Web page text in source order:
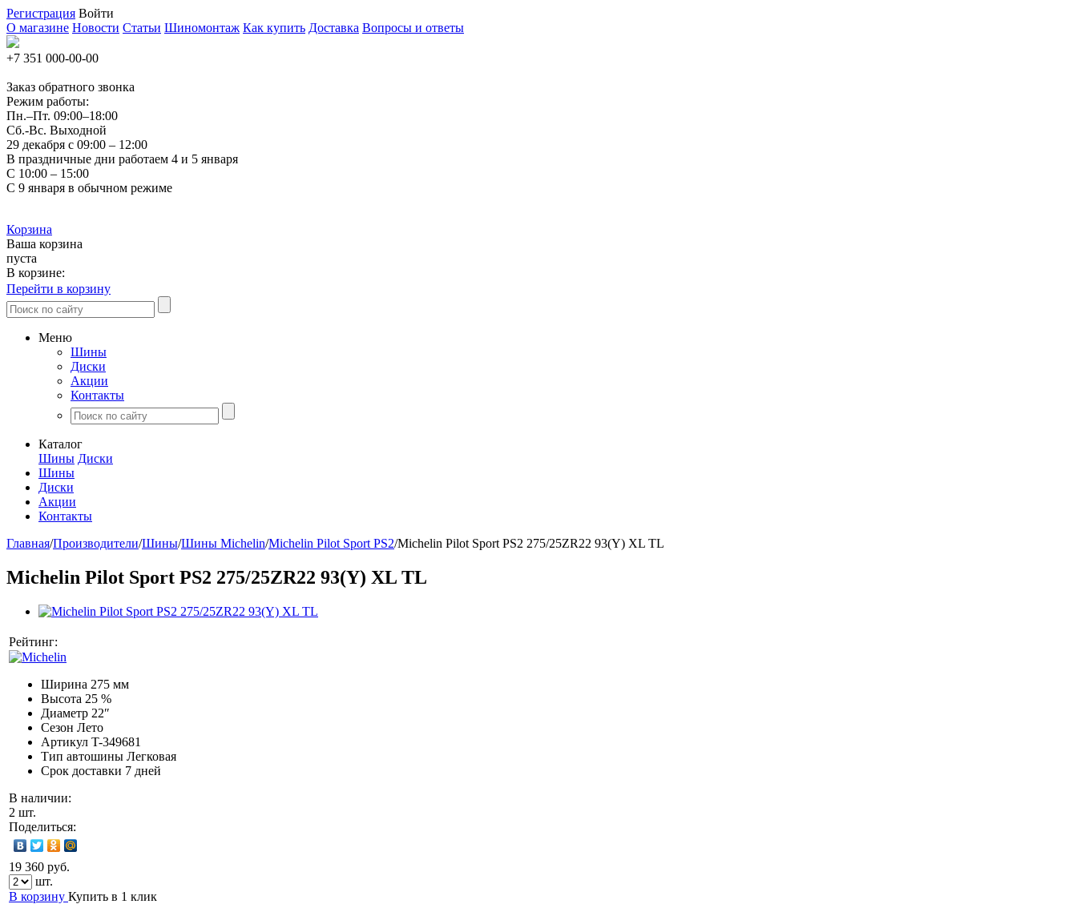
Регистрация Войти
О магазине Новости Статьи Шиномонтаж Как купить Доставка Вопросы и ответы
+7 351 000-00-00
Заказ обратного звонка
Режим работы:
Пн.–Пт. 09:00–18:00
Сб.-Вс. Выходной
29 декабря с 09:00 – 12:00
В праздничные дни работаем 4 и 5 января
С 10:00 – 15:00
С 9 января в обычном режиме
Корзина
Ваша корзина
пуста
В корзине:
Перейти в корзину
Меню
Шины
Диски
Акции
Контакты
Каталог
Шины Диски
Шины
Диски
Акции
Контакты
Главная/Производители/Шины/Шины Michelin/Michelin Pilot Sport PS2/Michelin Pilot Sport PS2 275/25ZR22 93(Y) XL TL
Michelin Pilot Sport PS2 275/25ZR22 93(Y) XL TL
Рейтинг:
Ширина 275 мм
Высота 25 %
Диаметр 22″
Сезон Лето
Артикул T-349681
Тип автошины Легковая
Срок доставки 7 дней
В наличии:
2 шт.
Поделиться:
19 360 руб.
шт.
В корзину Купить в 1 клик